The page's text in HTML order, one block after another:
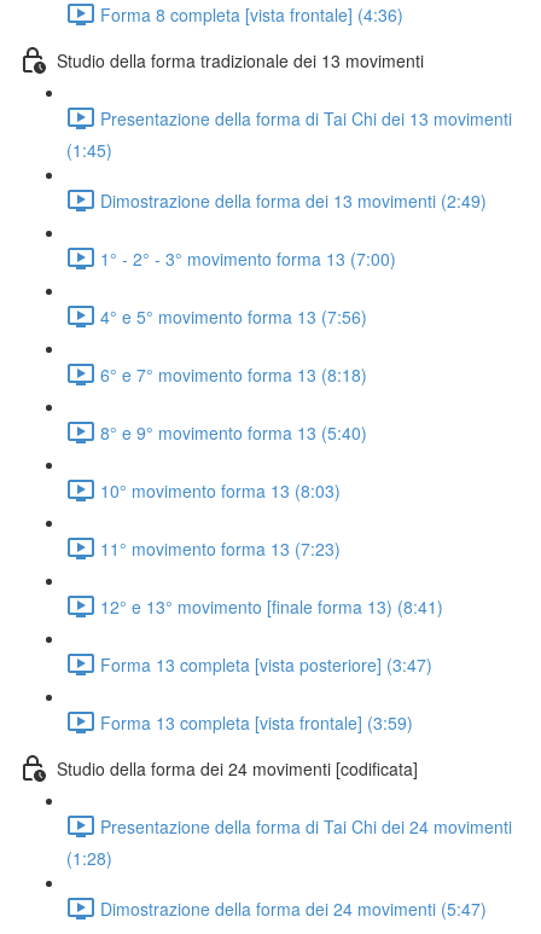
Forma 8 completa [vista frontale] (4:36)
Studio della forma tradizionale dei 13 movimenti
Presentazione della forma di Tai Chi dei 13 movimenti
(1:45)
Dimostrazione della forma dei 13 movimenti (2:49)
1° - 2° - 3° movimento forma 13 (7:00)
4° e 5° movimento forma 13 (7:56)
6° e 7° movimento forma 13 (8:18)
8° e 9° movimento forma 13 (5:40)
10° movimento forma 13 (8:03)
11° movimento forma 13 (7:23)
12° e 13° movimento [finale forma 13) (8:41)
Forma 13 completa [vista posteriore] (3:47)
Forma 13 completa [vista frontale] (3:59)
Studio della forma dei 24 movimenti [codificata]
Presentazione della forma di Tai Chi dei 24 movimenti
(1:28)
Dimostrazione della forma dei 24 movimenti (5:47)